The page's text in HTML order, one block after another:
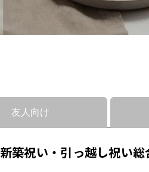
友人向け
新築祝い・引っ越し祝い